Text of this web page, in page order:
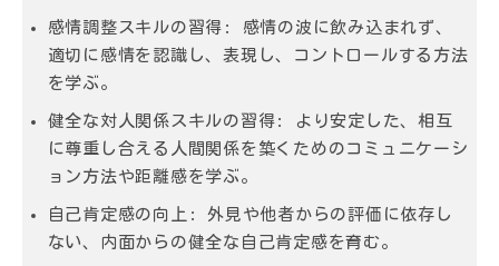
感情調整スキルの習得:
感情の波に飲み込まれず、
適切に感情を認識し、表現し、コントロールする方法
を学ぶ。
健全な対人関係スキルの習得:
より安定した、相互
に尊重し合える人間関係を築くためのコミュニケーシ
ョン方法や距離感を学ぶ。
自己肯定感の向上:
外見や他者からの評価に依存し
ない、内面からの健全な自己肯定感を育む。